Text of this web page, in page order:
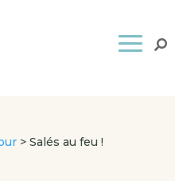
>Salés au feu !